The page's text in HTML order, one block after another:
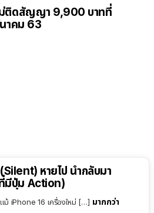
ม่ติดสัญญา 9,900 บาทที่
าคม 63
หายไป นำกลับมา
มีปุ่ม Action)
ม้ iPhone 16 เครื่องใหม่ […] มากกว่า